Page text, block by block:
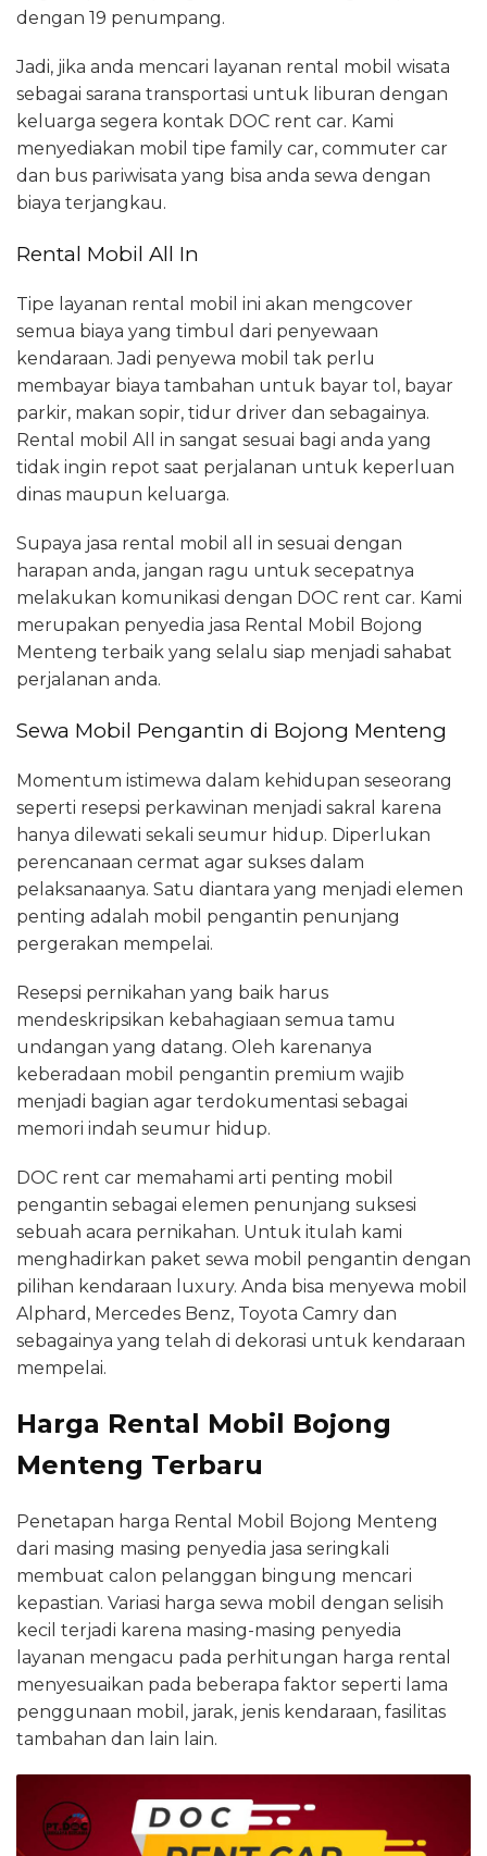
dengan 19 penumpang.
Jadi, jika anda mencari layanan rental mobil wisata
sebagai sarana transportasi untuk liburan dengan
keluarga segera kontak DOC rent car. Kami
menyediakan mobil tipe family car, commuter car
dan bus pariwisata yang bisa anda sewa dengan
biaya terjangkau.
Rental Mobil All In
Tipe layanan rental mobil ini akan mengcover
semua biaya yang timbul dari penyewaan
kendaraan. Jadi penyewa mobil tak perlu
membayar biaya tambahan untuk bayar tol, bayar
parkir, makan sopir, tidur driver dan sebagainya.
Rental mobil All in sangat sesuai bagi anda yang
tidak ingin repot saat perjalanan untuk keperluan
dinas maupun keluarga.
Supaya jasa rental mobil all in sesuai dengan
harapan anda, jangan ragu untuk secepatnya
melakukan komunikasi dengan DOC rent car. Kami
merupakan penyedia jasa Rental Mobil Bojong
Menteng terbaik yang selalu siap menjadi sahabat
perjalanan anda.
Sewa Mobil Pengantin di Bojong Menteng
Momentum istimewa dalam kehidupan seseorang
seperti resepsi perkawinan menjadi sakral karena
hanya dilewati sekali seumur hidup. Diperlukan
perencanaan cermat agar sukses dalam
pelaksanaanya. Satu diantara yang menjadi elemen
penting adalah mobil pengantin penunjang
pergerakan mempelai.
Resepsi pernikahan yang baik harus
mendeskripsikan kebahagiaan semua tamu
undangan yang datang. Oleh karenanya
keberadaan mobil pengantin premium wajib
menjadi bagian agar terdokumentasi sebagai
memori indah seumur hidup.
DOC rent car memahami arti penting mobil
pengantin sebagai elemen penunjang suksesi
sebuah acara pernikahan. Untuk itulah kami
menghadirkan paket sewa mobil pengantin dengan
pilihan kendaraan luxury. Anda bisa menyewa mobil
Alphard, Mercedes Benz, Toyota Camry dan
sebagainya yang telah di dekorasi untuk kendaraan
mempelai.
Harga Rental Mobil Bojong
Menteng Terbaru
Penetapan harga Rental Mobil Bojong Menteng
dari masing masing penyedia jasa seringkali
membuat calon pelanggan bingung mencari
kepastian. Variasi harga sewa mobil dengan selisih
kecil terjadi karena masing-masing penyedia
layanan mengacu pada perhitungan harga rental
menyesuaikan pada beberapa faktor seperti lama
penggunaan mobil, jarak, jenis kendaraan, fasilitas
tambahan dan lain lain.